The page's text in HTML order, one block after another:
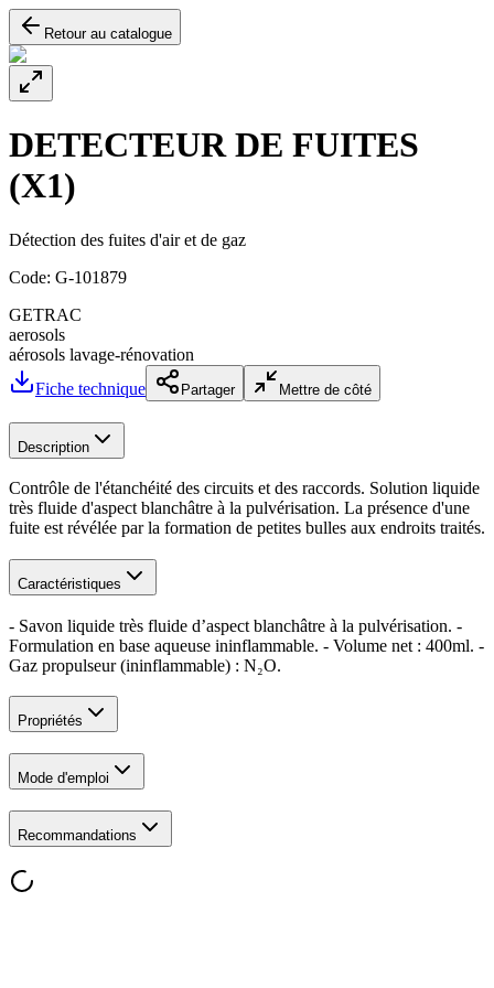
Retour au catalogue
DETECTEUR DE FUITES
(X1)
Détection des fuites d'air et de gaz
Code: G-101879
GETRAC
aerosols
aérosols lavage-rénovation
Fiche technique
Partager Mettre de côté
Description
Contrôle de l'étanchéité des circuits et des raccords. Solution liquide
très fluide d'aspect blanchâtre à la pulvérisation. La présence d'une
fuite est révélée par la formation de petites bulles aux endroits traités.
Caractéristiques
- Savon liquide très fluide d’aspect blanchâtre à la pulvérisation. -
Formulation en base aqueuse ininflammable. - Volume net : 400ml. -
Gaz propulseur (ininflammable) : N₂O.
Propriétés
Mode d'emploi
Recommandations